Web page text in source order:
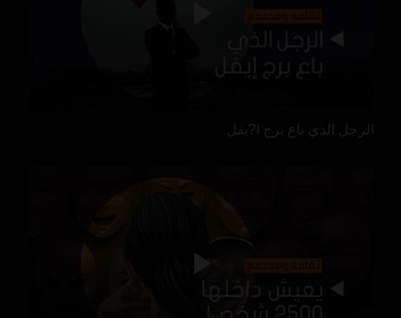
الرجل الذي باع برج ا?يفل